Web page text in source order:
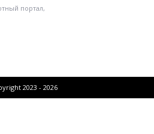
портал,
2023 - 2026